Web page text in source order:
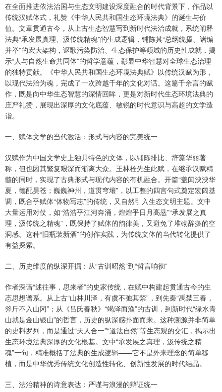
在全面推进依法治国与生态文明建设深度融合的时代背景下，作品以
传统汉赋体式，礼赞《中华人民共和国生态环境法典》的诞生与价
值。文章贯通古今，从上古生态智慧写到新时代法治成就，系统阐释
法典“承发展真理、汲传统精魂”的生成逻辑，铺陈其“总纲统摄、诸编
并举”的宏大架构，讴歌污染防治、生态保护等领域的历史性成就，揭
示“人与自然生命共同体”的哲学意蕴，彰显中华智慧对全球生态治理
的独特贡献。《中华人民共和国生态环境法典赋》以传统汉赋为形，
以现代法治为魂，完成了一次跨越千年的文化对话。这篇千余言的赋
作，既是向中华生态智慧的深情回眸，更是对新时代生态环境法典的
庄严礼赞，展现出深厚的文化底蕴、敏锐的时代意识与高超的文学造
诣。
一、赋体文学的当代激活：形式与内容的完美统一
汉赋作为中国文学史上独具特色的文体，以铺陈排比、辞藻华丽著
称，但也因其繁复艰深而渐离大众。王林栓先生此赋，在继承汉赋精
髓的同时，实现了古典形式与现代内容的有机融合。开篇“盖闻泱泱华
夏，德配昊苍；巍巍神州，道贯穹壤”，以工整的四言句式奠定宏阔基
调，既合乎赋体“体物写志”的传统，又自然引入生态文明主题。文中
大量运用对仗，如“浩浩乎江河奔涌，煌煌乎日月高悬”“承发展之真
理，汲传统之精魂”，既保持了赋体的韵律美，又避免了堆砌辞藻的空
洞感。这种“旧瓶装新酒”的创作实践，为传统文体的当代转化提供了
有益探索。
二、历史维度的纵深开掘：从“古训昭然”到“哲言响彻”
作者深谙“述往事，思来者”的史家传统，在赋中构建起贯通古今的生
态思想谱系。从上古“山林川泽，有虞不弛其禁”，到先秦“禹禁三春，
斧斤不入山冈”；从《吕氏春秋》“竭泽而渔”的古训，到新时代“绿水青
山就是金山银山”的哲言，历史的纵深感扑面而来。这种溯源并非简单
的史料罗列，而是通过“天人合一”“道法自然”等生态观的交汇，揭示出
生态环境法典深厚的文化根基。文中“承发展之真理，汲传统之精
魂”一句，精准概括了法典的生成逻辑——它不是外来理念的简单移
植，而是中华优秀传统文化创造性转化、创新性发展的时代结晶。
三、法治精神的诗意表达：严谨与浪漫的辩证统一